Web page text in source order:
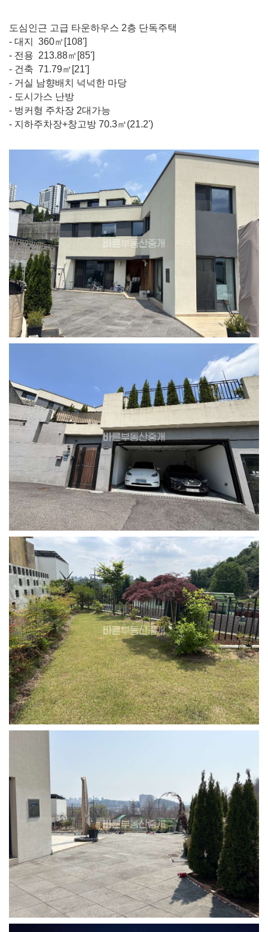
도심인근 고급 타운하우스 2층 단독주택
- 대지 360㎡[108']
- 전용 213.88㎡[85']
- 건축 71.79㎡[21']
- 거실 남향배치 넉넉한 마당
- 도시가스 난방
- 벙커형 주차장 2대가능
- 지하주차장+창고방 70.3㎡(21.2')